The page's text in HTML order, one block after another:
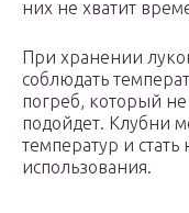
них не хватит
При хранении
соблюдать
погреб, который
подойдет. Клубни
температур и
использования.